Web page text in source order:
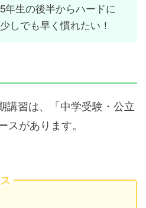
年生の後半からハードに
しでも早く慣れたい！
講習は、「中学受験・公立
があります。